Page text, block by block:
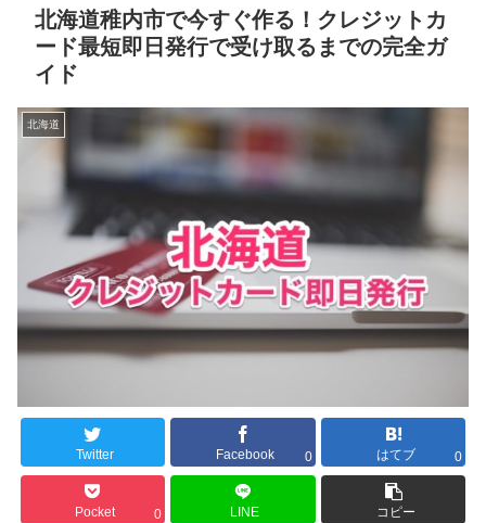
北海道稚内市で今すぐ作る！クレジットカ
ード最短即日発行で受け取るまでの完全ガ
イド
北海道
Twitter Facebook 0 はてブ 0
Pocket 0 LINE コピー